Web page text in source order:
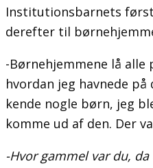
Institutionsbarnets
derefter til
-Børnehjemmene lå alle
hvordan jeg havnede
kende nogle børn, jeg
komme ud af den. Der
-Hvor gammel var du,